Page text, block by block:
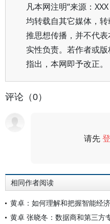
凡本网注明“来源：
均转载自其它媒体，
推思想传播，并不代
实性负责。若作者或
指出，本网即予改正。
评论（0）
请先
相同作者阅读
黄卓：如何理解和把握智能经
黄卓 张晓冬：数据商和第三方